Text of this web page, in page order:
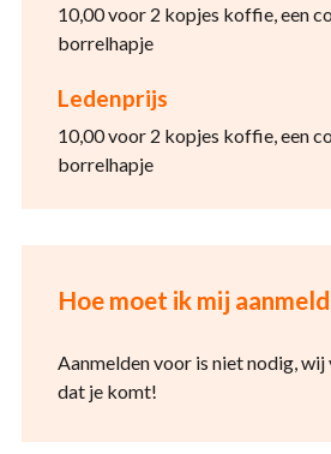
10,00 voor 2 kopjes koffie, een
borrelhapje
Ledenprijs
10,00 voor 2 kopjes koffie, een
borrelhapje
Hoe moet ik mij
Aanmelden voor is niet nodig, wij
dat je komt!